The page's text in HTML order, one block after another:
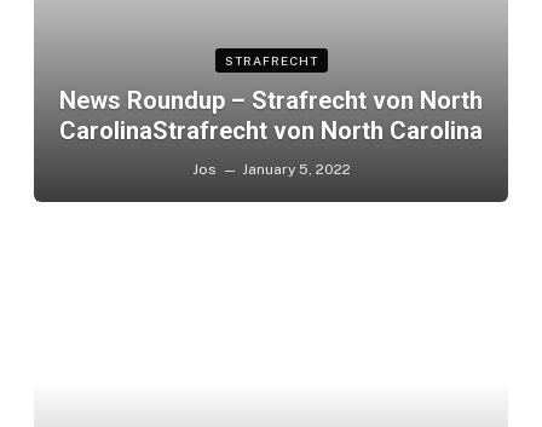
STRAFRECHT
News Roundup – Strafrecht von North
CarolinaStrafrecht von North Carolina
Jos January 5, 2022